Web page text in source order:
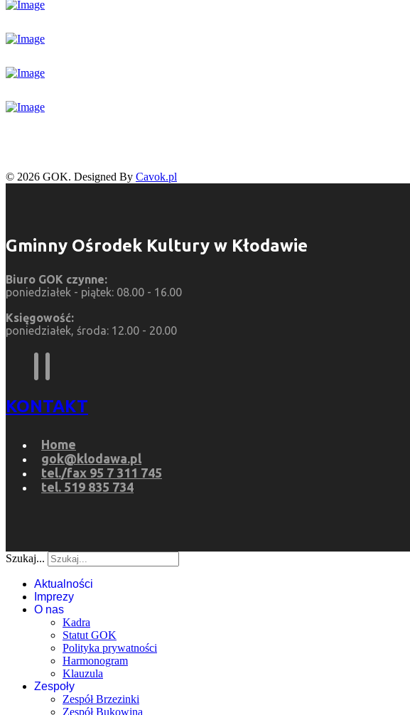
© 2026 GOK. Designed By Cavok.pl
Gminny Ośrodek Kultury w Kłodawie
Biuro GOK czynne:
poniedziałek - piątek: 08.00 - 16.00
Księgowość:
poniedziałek, środa: 12.00 - 20.00
KONTAKT
Home
gok@klodawa.pl
tel./fax 95 7 311 745
tel. 519 835 734
Szukaj...
Aktualności
Imprezy
O nas
Kadra
Statut GOK
Polityka prywatności
Harmonogram
Klauzula
Zespoły
Zespół Brzezinki
Zespół Bukowina